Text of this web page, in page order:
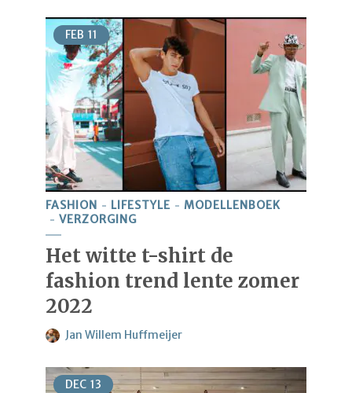
FEB 11
FASHION LIFESTYLE
MODELLENBOEK
VERZORGING
Het witte t-shirt de
fashion trend lente zomer
2022
Jan Willem Huffmeijer
DEC 13